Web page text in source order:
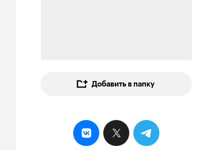
Добавить в папку